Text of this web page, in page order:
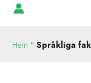
Hem " Språkliga